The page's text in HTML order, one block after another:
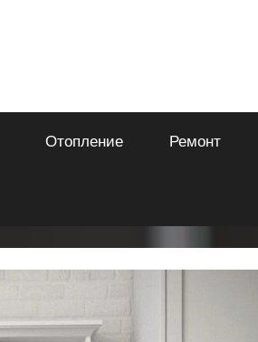
Отопление Ремонт